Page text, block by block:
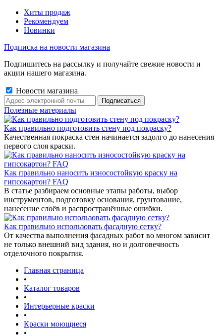
Хиты продаж
Рекомендуем
Новинки
Подписка на новости магазина
Подпишитесь на рассылку и получайте свежие новости и
акции нашего магазина.
Новости магазина
Полезные материалы
Как правильно подготовить стену под покраску?
Качественная покраска стен начинается задолго до нанесения
первого слоя краски.
Как правильно наносить износостойкую краску на
гипсокартон? FAQ
В статье разбираем основные этапы работы, выбор
инструментов, подготовку основания, грунтование,
нанесение слоёв и распространённые ошибки.
Как правильно использовать фасадную сетку?
От качества выполнения фасадных работ во многом зависит
не только внешний вид здания, но и долговечность
отделочного покрытия.
Главная страница
•
Каталог товаров
•
Интерьерные краски
•
Краски моющиеся
•